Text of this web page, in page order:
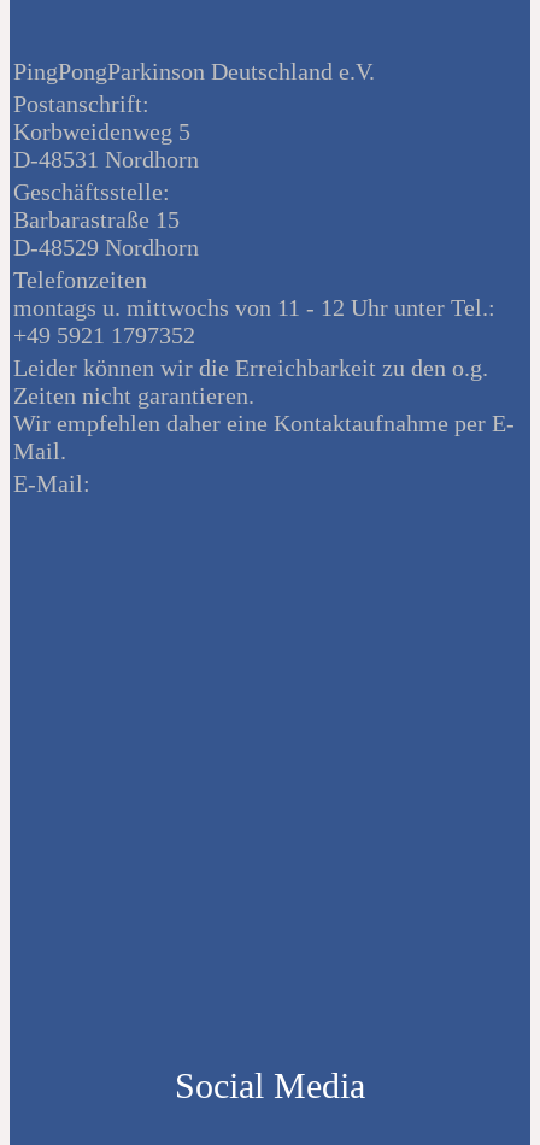
PingPongParkinson Deutschland e.V.
Postanschrift:
Korbweidenweg 5
D-48531 Nordhorn
Geschäftsstelle:
Barbarastraße 15
D-48529 Nordhorn
Telefonzeiten
montags u. mittwochs von 11 - 12 Uhr unter Tel.:
+49 5921 1797352
Leider können wir die Erreichbarkeit zu den o.g.
Zeiten nicht garantieren.
Wir empfehlen daher eine Kontaktaufnahme per E-
Mail.
E-Mail:
Social Media